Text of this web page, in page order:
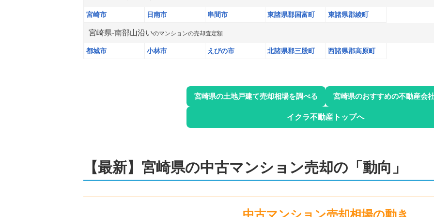
宮崎市 日南市 串間市 東諸県郡国富町 東諸県郡綾町
宮崎県-南部山沿いのマンションの売却査定額
都城市 小林市 えびの市 北諸県郡三股町 西諸県郡高原町
宮崎県の土地戸建て売却相場を調べる 宮崎県のおすすめの不動産会
イクラ不動産トップへ
【最新】 宮崎県の中古マンション売却の「動向」